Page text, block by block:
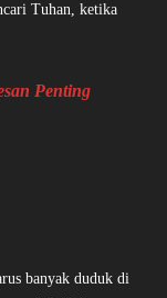
Tuhan, ketika
Penting
banyak duduk di